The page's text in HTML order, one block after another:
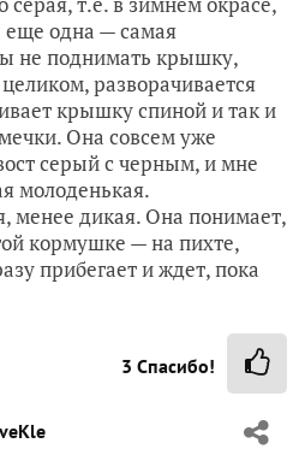
молоденькая.
менее дикая. Она понимает,
кормушке — на пихте,
прибегает и ждет, пока
3Спасибо!
обл.)
19:24
купила полкило фундука…